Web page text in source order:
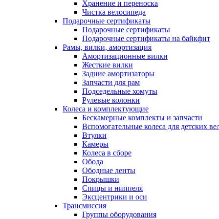
Хранение и переноска
Чистка велосипеда
Подарочные сертификаты
Подарочные сертификаты
Подарочные сертификаты на байкфит
Рамы, вилки, амортизация
Амортизационные вилки
Жесткие вилки
Задние амортизаторы
Запчасти для рам
Подседельные хомуты
Рулевые колонки
Колеса и комплектующие
Бескамерные комплекты и запчасти
Вспомогательные колеса для детских
Втулки
Камеры
Колеса в сборе
Обода
Ободные ленты
Покрышки
Спицы и ниппеля
Эксцентрики и оси
Трансмиссия
Группы оборудования